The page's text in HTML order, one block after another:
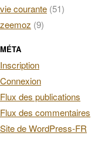
vie courante (51)
zeemoz (9)
MÉTA
Inscription
Connexion
Flux des publications
Flux des commentaires
Site de WordPress-FR